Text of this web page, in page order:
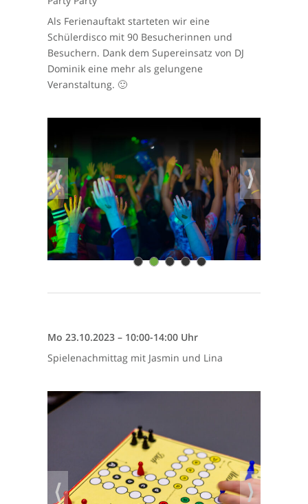
Als Ferienauftakt starteten wir eine
Schülerdisco mit 90 Besucherinnen und
Besuchern. Dank dem Supereinsatz von DJ
Dominik eine mehr als gelungene
Veranstaltung. 🙂
1 2 3 4 5
⟨ ⟩
Mo 23.10.2023 – 10:00-14:00 Uhr
Spielenachmittag mit Jasmin und Lina
⟨ ⟩